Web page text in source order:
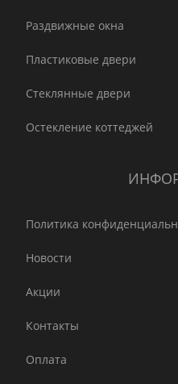
Раздвижные окна
Пластиковые двери
Стеклянные двери
Остекление коттеджей
Политика
Новости
Акции
Контакты
Оплата